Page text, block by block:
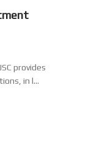
provides
in l...